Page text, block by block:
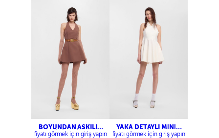
BOYUNDAN ASKILI
MİNİ ELBİSE
fiyatı görmek için giriş yapın
YAKA DETAYLI MİNİ
ELBİSE
fiyatı görmek için giriş yapın